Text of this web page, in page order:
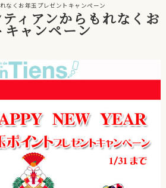
なくお年玉プレゼントキャンペーン
ィアンからもれなくお
ャンペーン